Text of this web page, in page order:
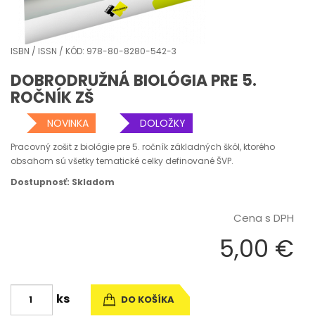
ISBN / ISSN / KÓD: 978-80-8280-542-3
DOBRODRUŽNÁ BIOLÓGIA PRE 5.
ROČNÍK ZŠ
NOVINKA DOLOŽKY
Pracovný zošit z biológie pre 5. ročník základných škôl, ktorého
obsahom sú všetky tematické celky definované ŠVP.
Dostupnosť: Skladom
Cena s DPH
5,00 €
ks DO KOŠÍKA